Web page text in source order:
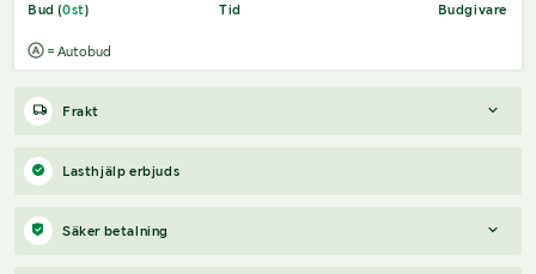
Bud (0st) Tid Budgivare
= Autobud
Frakt
Boka frakt?Det finns ingen specifik information om frakt för
just det här objektet, men om du skickar oss en förfrågan via
vårt
Lasthjälp erbjuds
Säker betalning